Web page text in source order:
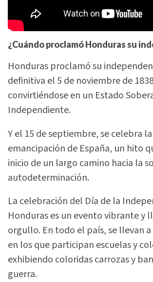
¿Cuándo proclamó Honduras su
Honduras proclamó su
definitiva el 5 de noviembre de
convirtiéndose en un Estado
Independiente.
Y el 15 de septiembre, se celebra la
emancipación de España, un hito
inicio de un largo camino hacia la
autodeterminación.
La celebración del Día de la
Honduras es un evento vibrante y
orgullo. En todo el país, se llevan
en los que participan escuelas y
exhibiendo coloridas carrozas y
guerra.